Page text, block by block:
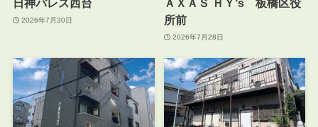
日神パレス西台
2026年7月30日
ＡＸＡＳ ＨＹ‘s 板橋区役
所前
2026年7月28日